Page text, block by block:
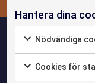
OM
Hantera dina
Nödvändiga
Cookies för